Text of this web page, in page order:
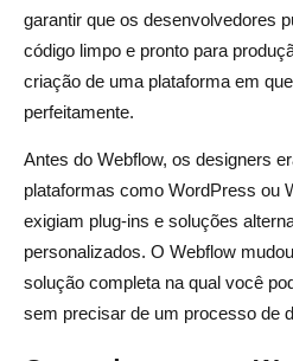
garantir que os desenvolvedores
código limpo e pronto para
criação de uma plataforma em
perfeitamente.
Antes do Webflow, os designers
plataformas como WordPress ou
exigiam plug-ins e soluções
personalizados. O Webflow
solução completa na qual você
sem precisar de um processo de